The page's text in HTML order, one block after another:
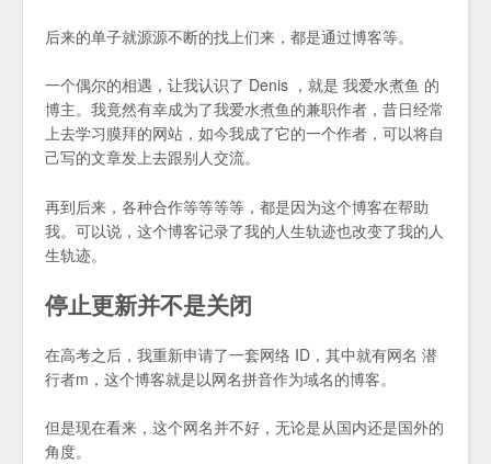
后来的单子就源源不断的找上们来，都是通过博客等。
一个偶尔的相遇，让我认识了 Denis ，就是 我爱水煮鱼 的
博主。我竟然有幸成为了我爱水煮鱼的兼职作者，昔日经常
上去学习膜拜的网站，如今我成了它的一个作者，可以将自
己写的文章发上去跟别人交流。
再到后来，各种合作等等等等，都是因为这个博客在帮助
我。可以说，这个博客记录了我的人生轨迹也改变了我的人
生轨迹。
停止更新并不是关闭
在高考之后，我重新申请了一套网络 ID，其中就有网名 潜
行者m，这个博客就是以网名拼音作为域名的博客。
但是现在看来，这个网名并不好，无论是从国内还是国外的
角度。